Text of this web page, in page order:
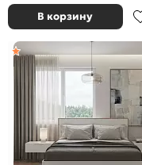
В корзину